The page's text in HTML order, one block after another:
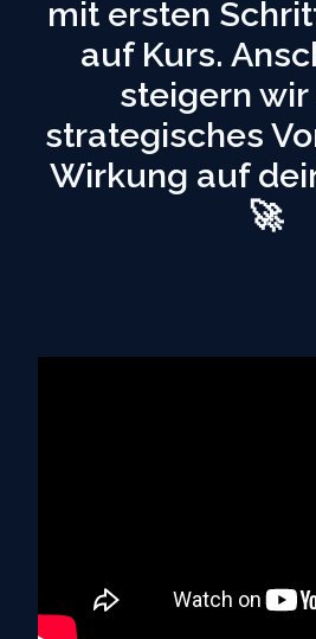
mit ersten
auf Kurs.
steigern
strategisches
Wirkung auf
🚀